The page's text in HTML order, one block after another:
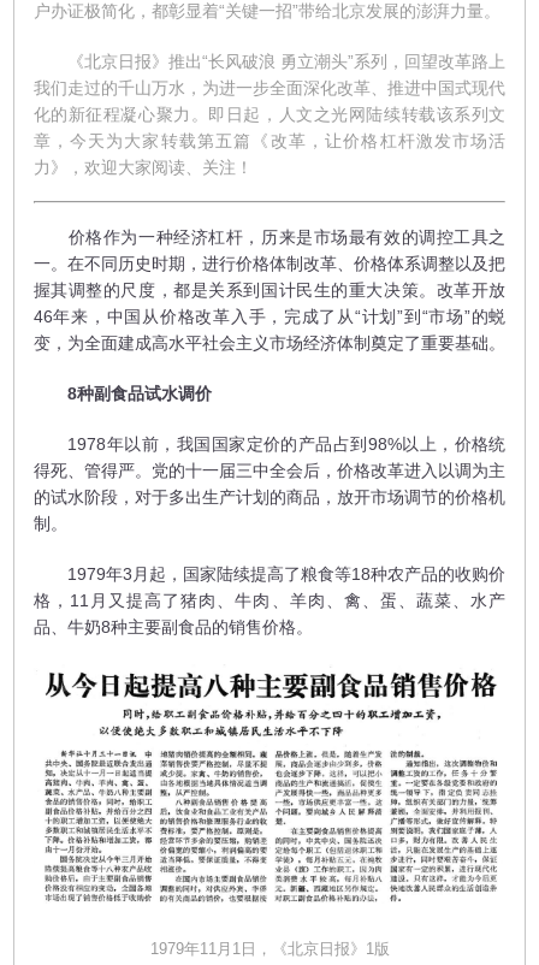
户办证极简化，都彰显着“关键一招”带给北京发展的澎湃力量。
《北京日报》推出“长风破浪 勇立潮头”系列，回望改革路上
我们走过的千山万水，为进一步全面深化改革、推进中国式现代
化的新征程凝心聚力。即日起，人文之光网陆续转载该系列文
章，今天为大家转载第五篇《改革，让价格杠杆激发市场活
力》，欢迎大家阅读、关注！
价格作为一种经济杠杆，历来是市场最有效的调控工具之
一。在不同历史时期，进行价格体制改革、价格体系调整以及把
握其调整的尺度，都是关系到国计民生的重大决策。改革开放
46年来，中国从价格改革入手，完成了从“计划”到“市场”的蜕
变，为全面建成高水平社会主义市场经济体制奠定了重要基础。
8种副食品试水调价
1978年以前，我国国家定价的产品占到98%以上，价格统
得死、管得严。党的十一届三中全会后，价格改革进入以调为主
的试水阶段，对于多出生产计划的商品，放开市场调节的价格机
制。
1979年3月起，国家陆续提高了粮食等18种农产品的收购价
格，11月又提高了猪肉、牛肉、羊肉、禽、蛋、蔬菜、水产
品、牛奶8种主要副食品的销售价格。
1979年11月1日，《北京日报》1版